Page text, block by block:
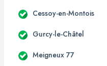
Cessoy-en-Montois
Gurcy-le-Châtel
Meigneux 77